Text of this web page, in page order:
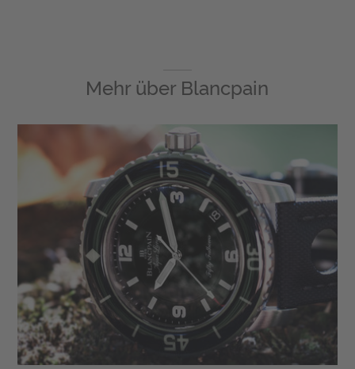
Mehr über Blancpain